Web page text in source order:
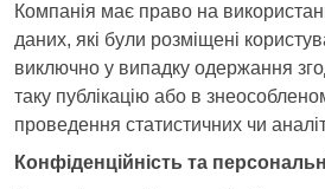
Компанія має право на
даних, які були розміщені
виключно у випадку одержання
таку публікацію або в
проведення статистичних чи
Конфіденційність та